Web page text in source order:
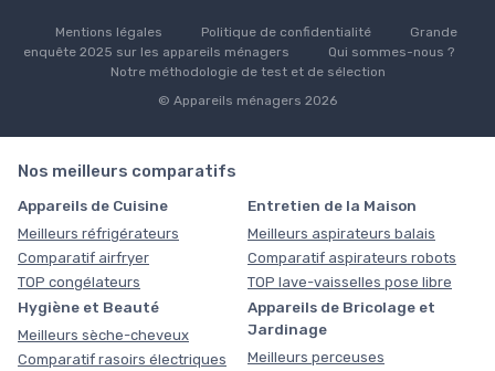
Mentions légales Politique de confidentialité
Grande
enquête 2025 sur les appareils ménagers
Qui sommes-nous ?
Notre méthodologie de test et de sélection
© Appareils ménagers 2026
Nos meilleurs comparatifs
Appareils de Cuisine
Meilleurs réfrigérateurs
Comparatif airfryer
TOP congélateurs
Entretien de la Maison
Meilleurs aspirateurs balais
Comparatif aspirateurs robots
TOP lave-vaisselles pose libre
Hygiène et Beauté
Meilleurs sèche-cheveux
Comparatif rasoirs électriques
Appareils de Bricolage et
Jardinage
Meilleurs perceuses